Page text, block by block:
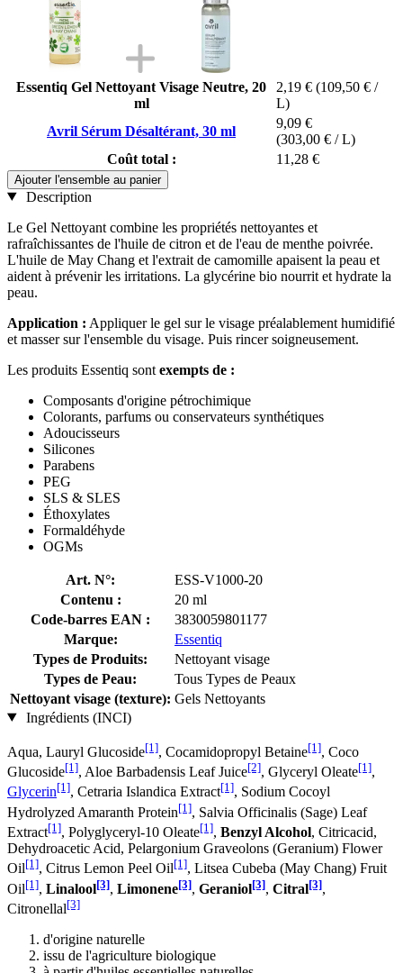
Essentiq Gel Nettoyant Visage Neutre, 20
ml
2,19 € (109,50 € /
L)
Avril Sérum Désaltérant, 30 ml
9,09 €
(303,00 € / L)
Coût total :
11,28 €
Ajouter l'ensemble au panier
Description
Le Gel Nettoyant combine les propriétés nettoyantes et
rafraîchissantes de l'huile de citron et de l'eau de menthe poivrée.
L'huile de May Chang et l'extrait de camomille apaisent la peau et
aident à prévenir les irritations. La glycérine bio nourrit et hydrate la
peau.
Application : Appliquer le gel sur le visage préalablement humidifié
et masser sur l'ensemble du visage. Puis rincer soigneusement.
Les produits Essentiq sont exempts de :
Composants d'origine pétrochimique
Colorants, parfums ou conservateurs synthétiques
Adoucisseurs
Silicones
Parabens
PEG
SLS & SLES
Éthoxylates
Formaldéhyde
OGMs
Art. N°:
ESS-V1000-20
Contenu :
20 ml
Code-barres EAN :
3830059801177
Marque:
Essentiq
Types de Produits:
Nettoyant visage
Types de Peau:
Tous Types de Peaux
Nettoyant visage (texture): Gels Nettoyants
Ingrédients (INCI)
Aqua, Lauryl Glucoside[1], Cocamidopropyl Betaine[1], Coco
Glucoside[1], Aloe Barbadensis Leaf Juice[2], Glyceryl Oleate[1],
Glycerin[1], Cetraria Islandica Extract[1], Sodium Cocoyl
Hydrolyzed Amaranth Protein[1], Salvia Officinalis (Sage) Leaf
Extract[1], Polyglyceryl-10 Oleate[1], Benzyl Alcohol, Citricacid,
Dehydroacetic Acid, Pelargonium Graveolons (Geranium) Flower
Oil[1], Citrus Lemon Peel Oil[1], Litsea Cubeba (May Chang) Fruit
Oil[1], Linalool[3], Limonene[3], Geraniol[3], Citral[3],
Citronellal[3]
d'origine naturelle
issu de l'agriculture biologique